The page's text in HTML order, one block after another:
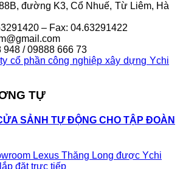
đường K3, Cổ Nhuế, Từ Liêm, Hà
– Fax: 04.63291422
948 / 09888 666 73
cổ phần công nghiệp xây dựng Ychi
TỰ
SẢNH TỰ ĐỘNG CHO TẬP ĐOÀN